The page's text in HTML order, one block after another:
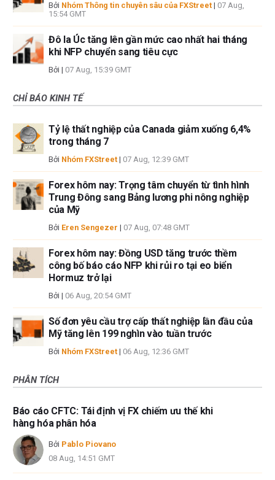
Bởi Nhóm Thông tin chuyên sâu của FXStreet | 07 Aug,
15:54 GMT
Đô la Úc tăng lên gần mức cao nhất hai tháng
khi NFP chuyển sang tiêu cực
Bởi | 07 Aug, 15:39 GMT
CHỈ BÁO KINH TẾ
Tỷ lệ thất nghiệp của Canada giảm xuống 6,4%
trong tháng 7
Bởi Nhóm FXStreet | 07 Aug, 12:39 GMT
Forex hôm nay: Trọng tâm chuyển từ tình hình
Trung Đông sang Bảng lương phi nông nghiệp
của Mỹ
Bởi Eren Sengezer | 07 Aug, 07:48 GMT
Forex hôm nay: Đồng USD tăng trước thềm
công bố báo cáo NFP khi rủi ro tại eo biển
Hormuz trở lại
Bởi | 06 Aug, 20:54 GMT
Số đơn yêu cầu trợ cấp thất nghiệp lần đầu của
Mỹ tăng lên 199 nghìn vào tuần trước
Bởi Nhóm FXStreet | 06 Aug, 12:36 GMT
PHÂN TÍCH
Báo cáo CFTC: Tái định vị FX chiếm ưu thế khi
hàng hóa phân hóa
Bởi Pablo Piovano
08 Aug, 14:51 GMT